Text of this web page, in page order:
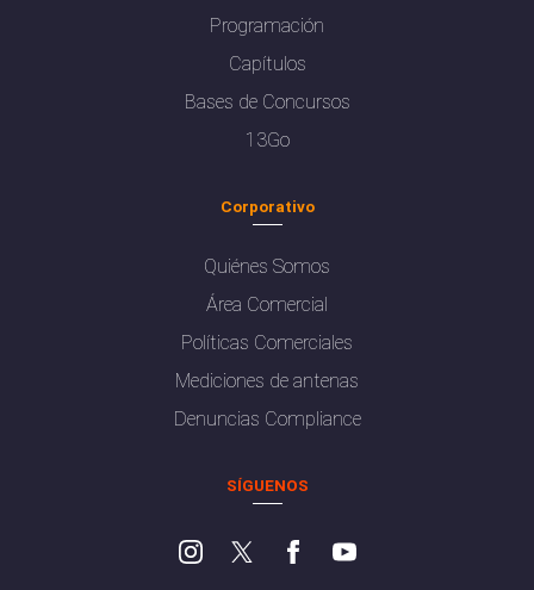
Programación
Capítulos
Bases de Concursos
13Go
Corporativo
Quiénes Somos
Área Comercial
Políticas Comerciales
Mediciones de antenas
Denuncias Compliance
SÍGUENOS